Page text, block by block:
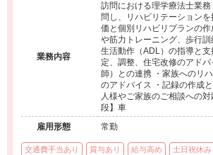
業務内容
訪問における理学療法士業
問し、リハビリテーション
価と個別リハビリプランの
や筋力トレーニング、歩行
生活動作（ADL）の指導と
定、調整、住宅改修のアド
師）との連携 ・家族へのリ
のアドバイス ・記録の作成
人様やご家族のご相談への
段】車
雇用形態
常勤
交通費手当あり 賞与あり 給与高め 土日祝休み